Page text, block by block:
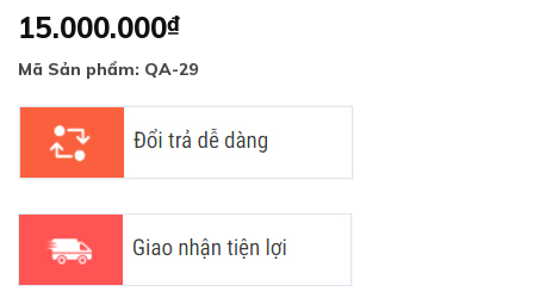
15.000.000₫
Mã Sản phẩm: QA-29